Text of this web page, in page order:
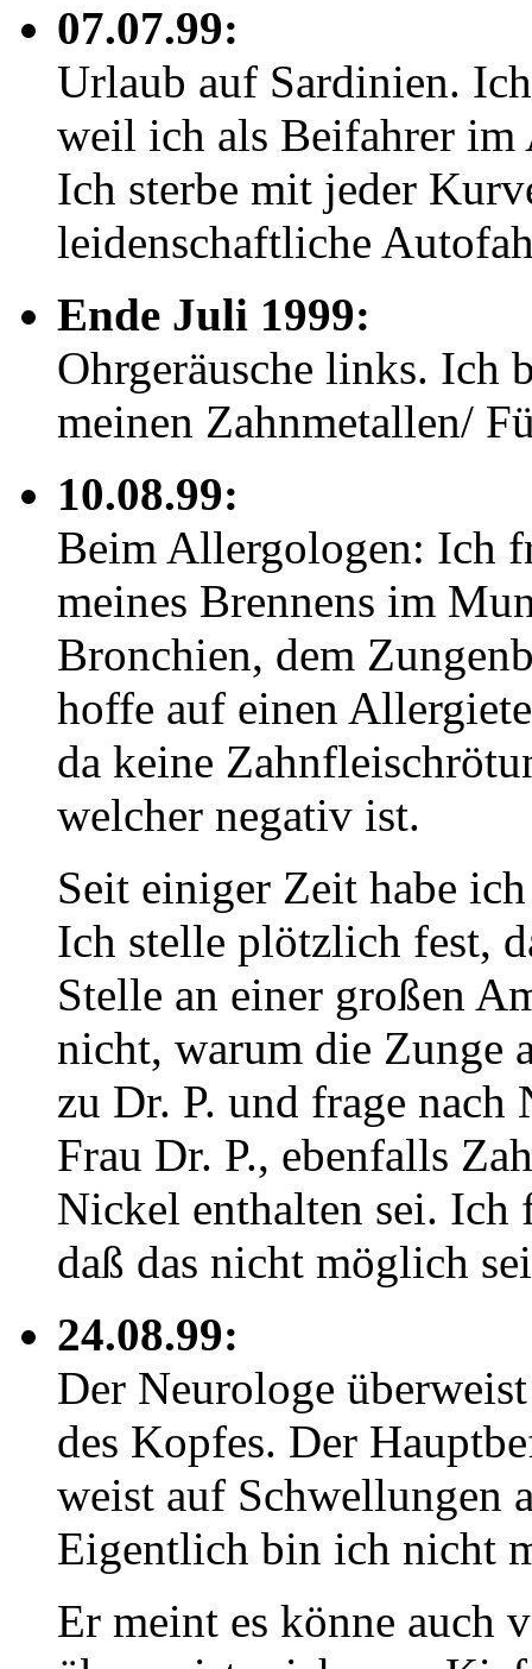
07.07.99:
Urlaub auf Sardinien.
weil ich als Beifahrer im
Ich sterbe mit jeder
leidenschaftliche
Ende Juli 1999:
Ohrgeräusche links. Ich
meinen Zahnmetallen/
10.08.99:
Beim Allergologen: Ich
meines Brennens im
Bronchien, dem
hoffe auf einen
da keine
welcher negativ ist.
Seit einiger Zeit habe
Ich stelle plötzlich fest,
Stelle an einer großen
nicht, warum die Zunge
zu Dr. P. und frage
Frau Dr. P., ebenfalls
Nickel enthalten sei. Ich
daß das nicht möglich
24.08.99:
Der Neurologe
des Kopfes. Der
weist auf Schwellungen
Eigentlich bin ich nicht
Er meint es könne auch